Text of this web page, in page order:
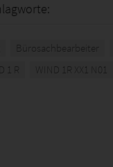
Bürosachbearbeiter
1 R WIND 1R XX1 N01